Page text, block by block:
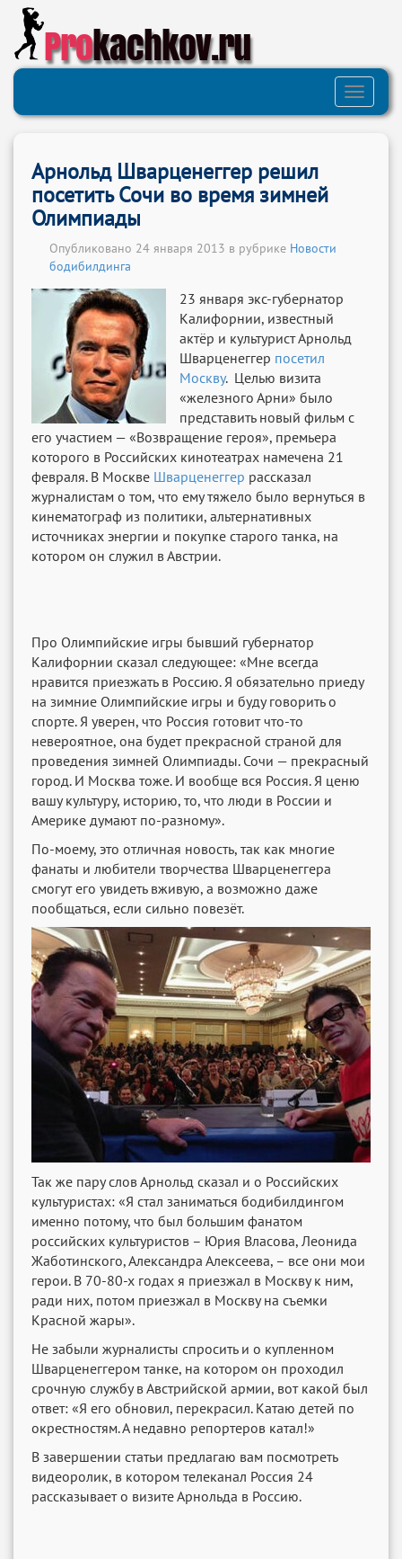
Prokachkov.ru
Toggle
Арнольд Шварценеггер решил
посетить Сочи во время зимней
Олимпиады
Опубликовано 24 января 2013 в рубрике Новости
бодибилдинга
23 января экс-губернатор
Калифорнии, известный
актёр и культурист Арнольд
Шварценеггер посетил
Москву. Целью визита
«железного Арни» было
представить новый фильм с
его участием — «Возвращение героя», премьера
которого в Российских кинотеатрах намечена 21
февраля. В Москве Шварценеггер рассказал
журналистам о том, что ему тяжело было вернуться в
кинематограф из политики, альтернативных
источниках энергии и покупке старого танка, на
котором он служил в Австрии.
Про Олимпийские игры бывший губернатор
Калифорнии сказал следующее: «Мне всегда
нравится приезжать в Россию. Я обязательно приеду
на зимние Олимпийские игры и буду говорить о
спорте. Я уверен, что Россия готовит что-то
невероятное, она будет прекрасной страной для
проведения зимней Олимпиады. Сочи — прекрасный
город. И Москва тоже. И вообще вся Россия. Я ценю
вашу культуру, историю, то, что люди в России и
Америке думают по-разному».
По-моему, это отличная новость, так как многие
фанаты и любители творчества Шварценеггера
смогут его увидеть вживую, а возможно даже
пообщаться, если сильно повезёт.
Так же пару слов Арнольд сказал и о Российских
культуристах: «Я стал заниматься бодибилдингом
именно потому, что был большим фанатом
российских культуристов – Юрия Власова, Леонида
Жаботинского, Александра Алексеева, – все они мои
герои. В 70-80-х годах я приезжал в Москву к ним,
ради них, потом приезжал в Москву на съемки
Красной жары».
Не забыли журналисты спросить и о купленном
Шварценеггером танке, на котором он проходил
срочную службу в Австрийской армии, вот какой был
ответ: «Я его обновил, перекрасил. Катаю детей по
окрестностям. А недавно репортеров катал!»
В завершении статьи предлагаю вам посмотреть
видеоролик, в котором телеканал Россия 24
рассказывает о визите Арнольда в Россию.